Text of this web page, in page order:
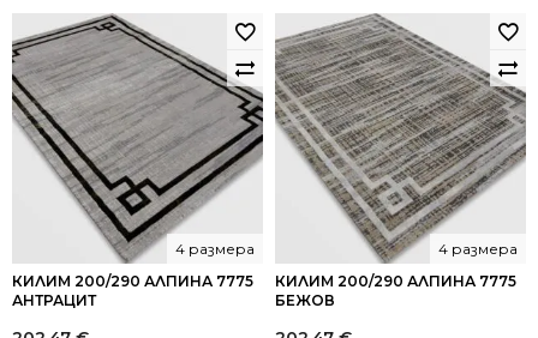
КИЛИМ 200/290 АЛПИНА 7775
АНТРАЦИТ
4 размера
КИЛИМ 200/290 АЛПИНА 7775
БЕЖОВ
4 размера